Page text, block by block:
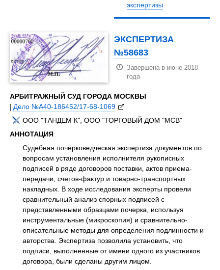
экспертизы
ЭКСПЕРТИЗА
№58683
Завершена в июне 2018
года
АРБИТРАЖНЫЙ СУД ГОРОДА МОСКВЫ
| Дело №А40-186452/17-68-1069
ООО "ТАНДЕМ К", ООО "ТОРГОВЫЙ ДОМ "МСВ"
АННОТАЦИЯ
Судебная почерковедческая экспертиза документов по
вопросам установления исполнителя рукописных
подписей в ряде договоров поставки, актов приема-
передачи, счетов-фактур и товарно-транспортных
накладных. В ходе исследования эксперты провели
сравнительный анализ спорных подписей с
представленными образцами почерка, используя
инструментальные (микроскопия) и сравнительно-
описательные методы для определения подлинности и
авторства. Экспертиза позволила установить, что
подписи, выполненные от имени одного из участников
договора, были сделаны другим лицом.